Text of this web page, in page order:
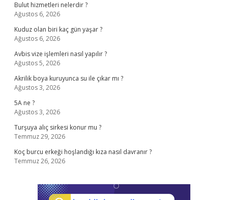
Bulut hizmetleri nelerdir ?
Ağustos 6, 2026
Kuduz olan biri kaç gün yaşar ?
Ağustos 6, 2026
Avbis vize işlemleri nasıl yapılır ?
Ağustos 5, 2026
Akrilik boya kuruyunca su ile çıkar mı ?
Ağustos 3, 2026
5A ne ?
Ağustos 3, 2026
Turşuya alıç sirkesi konur mu ?
Temmuz 29, 2026
Koç burcu erkeği hoşlandığı kıza nasıl davranır ?
Temmuz 26, 2026